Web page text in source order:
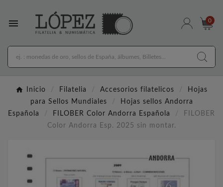
 0
Inicio Filatelia Accesorios filatelicos
Hojas
para Sellos Mundiales
Hojas sellos Andorra
Española
FILOBER Color Andorra Española
FILOBER
Color Andorra Esp. 2025 sin montar.